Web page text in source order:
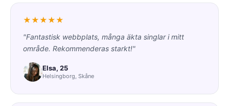
★★★★★
"Fantastisk webbplats, många äkta singlar i mitt
område. Rekommenderas starkt!"
Elsa, 25
Helsingborg, Skåne